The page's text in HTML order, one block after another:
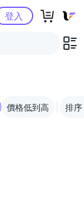
登入
價格低到高 排序